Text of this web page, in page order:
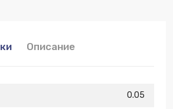
Описание
0.05